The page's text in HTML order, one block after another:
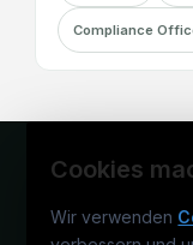
Compliance
Cookies
Wir verwenden